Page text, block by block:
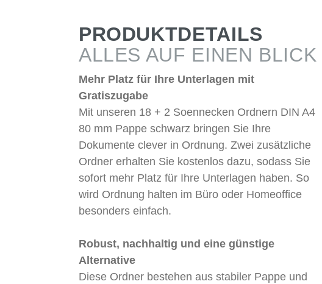
PRODUKTDETAILS
ALLES AUF EINEN BLICK
Mehr Platz für Ihre Unterlagen mit
Gratiszugabe
Mit unseren 18 + 2 Soennecken Ordnern DIN A4
80 mm Pappe schwarz bringen Sie Ihre
Dokumente clever in Ordnung. Zwei zusätzliche
Ordner erhalten Sie kostenlos dazu, sodass Sie
sofort mehr Platz für Ihre Unterlagen haben. So
wird Ordnung halten im Büro oder Homeoffice
besonders einfach.
Robust, nachhaltig und eine günstige
Alternative
Diese Ordner bestehen aus stabiler Pappe und